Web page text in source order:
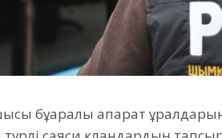
бұқаралық ақпарат